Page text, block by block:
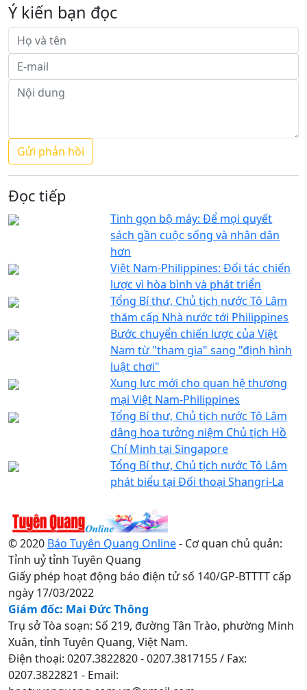
Ý kiến bạn đọc
Đọc tiếp
Tinh gọn bộ máy: Để mọi quyết
sách gần cuộc sống và nhân dân
hơn
Việt Nam-Philippines: Đối tác chiến
lược vì hòa bình và phát triển
Tổng Bí thư, Chủ tịch nước Tô Lâm
thăm cấp Nhà nước tới Philippines
Bước chuyển chiến lược của Việt
Nam từ "tham gia" sang "định hình
luật chơi"
Xung lực mới cho quan hệ thương
mại Việt Nam-Philippines
Tổng Bí thư, Chủ tịch nước Tô Lâm
dâng hoa tưởng niệm Chủ tịch Hồ
Chí Minh tại Singapore
Tổng Bí thư, Chủ tịch nước Tô Lâm
phát biểu tại Đối thoại Shangri-La
© 2020 Báo Tuyên Quang Online- Cơ quan chủ quản:
Tỉnh uỷ tỉnh Tuyên Quang
Giấy phép hoạt động báo điện tử số 140/GP-BTTTT cấp
ngày 17/03/2022
Giám đốc: Mai Đức Thông
Trụ sở Tòa soạn: Số 219, đường Tân Trào, phường Minh
Xuân, tỉnh Tuyên Quang, Việt Nam.
Điện thoại: 0207.3822820 - 0207.3817155 / Fax:
0207.3822821 - Email: